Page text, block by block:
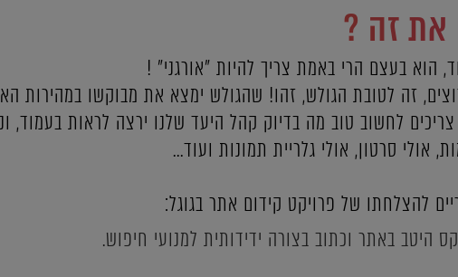
את זה ?
הוא בעצם הרי באמת צריך להיות "אורגני" !
זה לטובת הגולש, זהו! שהגולש ימצא את מבוקשו במהירות
צריכים לחשוב טוב מה בדיוק קהל היעד שלנו ירצה לראות
אולי סרטון, אולי גלריית תמונות ועוד...
להצלחתו של פרויקט קידום אתר בגוגל:
היטב באתר וכתוב בצורה ידידותית למנועי חיפוש.